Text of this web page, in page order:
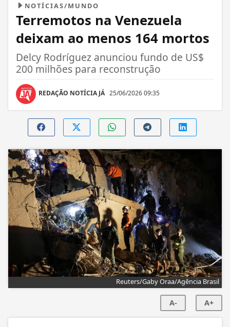
NOTÍCIAS/MUNDO
Terremotos na Venezuela
deixam ao menos 164 mortos
Delcy Rodríguez anunciou fundo de US$
200 milhões para reconstrução
REDAÇÃO NOTÍCIA JÁ 25/06/2026 09:35
Reuters/Gaby Oraa/Agência Brasil
A- A+